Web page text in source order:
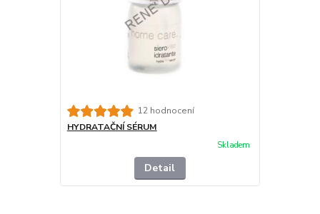
12 hodnocení
HYDRATAČNÍ SÉRUM
Skladem
Detail